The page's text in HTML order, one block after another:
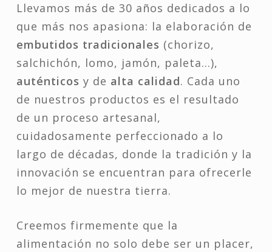
Llevamos más de 30 años dedicados a lo
que más nos apasiona: la elaboración de
embutidos tradicionales (chorizo,
salchichón, lomo, jamón, paleta…),
auténticos y de alta calidad. Cada uno
de nuestros productos es el resultado
de un proceso artesanal,
cuidadosamente perfeccionado a lo
largo de décadas, donde la tradición y la
innovación se encuentran para ofrecerle
lo mejor de nuestra tierra.
Creemos firmemente que la
alimentación no solo debe ser un placer,